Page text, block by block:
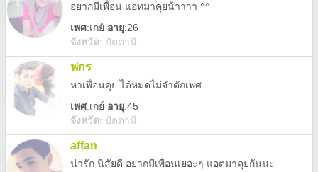
อยากมีเพื่อน แอทมาคุยน้าาาา ^^
เพศ:เกย์ อายุ:26
จังหวัด: ปัตตานี
ฟกร
หาเพื่อนคุย ได้หมดไม่จำดักเพศ
เพศ:เกย์ อายุ:45
จังหวัด: ปัตตานี
affan
น่ารัก นิสัยดี อยากมีเพื่อนเยอะๆ แอตมาคุยกันนะ